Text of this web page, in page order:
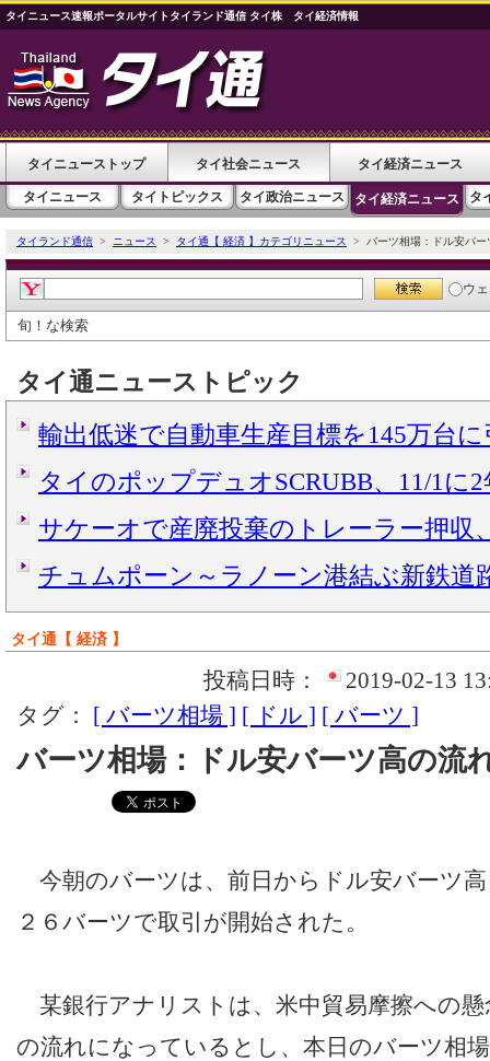
タイニュース速報ポータルサイトタイランド通信 タイ株 タイ経済情報
タイニューストップ タイ社会ニュース タイ経済ニュース
タイニュース タイトピックス タイ政治ニュース タイ経済ニュース タ
タイランド通信 > ニュース > タイ通【 経済 】カテゴリニュース > バーツ相場：ドル安バー
ウ
旬！な検索
タイ通ニューストピック
輸出低迷で自動車生産目標を145万台
タイのポップデュオSCRUBB、11/1に
サケーオで産廃投棄のトレーラー押収
チュムポーン～ラノーン港結ぶ新鉄道
タイ通【 経済 】
投稿日時：
2019-02-13
タグ： [ バーツ相場 ] [ ドル ] [ バーツ ]
バーツ相場：ドル安バーツ高の流
今朝のバーツは、前日からドル安バーツ
２６バーツで取引が開始された。
某銀行アナリストは、米中貿易摩擦への
の流れになっているとし、本日のバーツ相